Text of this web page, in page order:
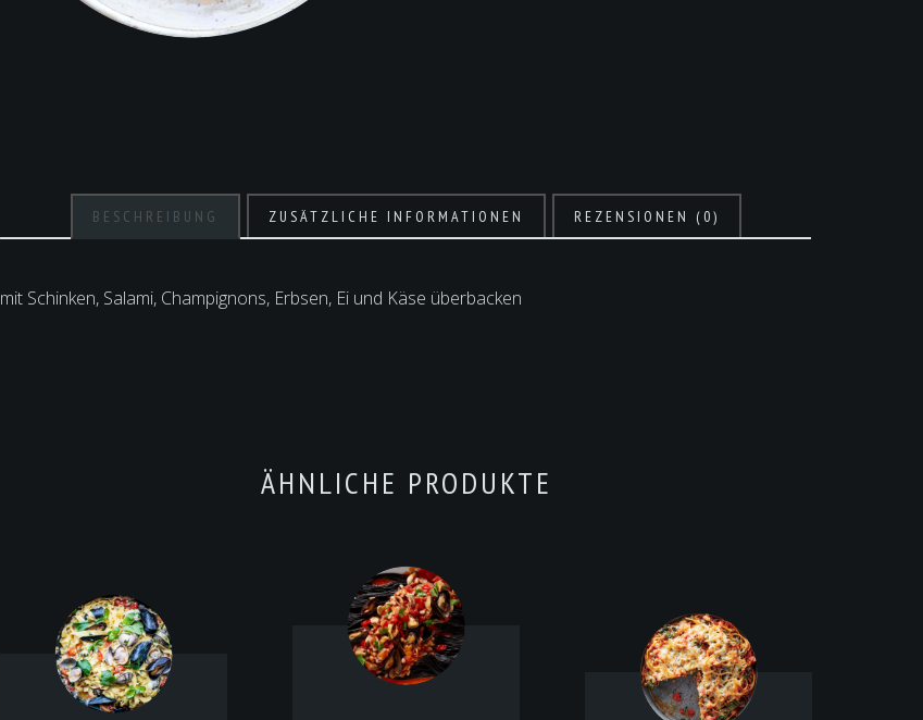
BESCHREIBUNG ZUSÄTZLICHE INFORMATIONEN REZENSIONEN (0)
mit Schinken, Salami, Champignons, Erbsen, Ei und Käse überbacken
ÄHNLICHE PRODUKTE